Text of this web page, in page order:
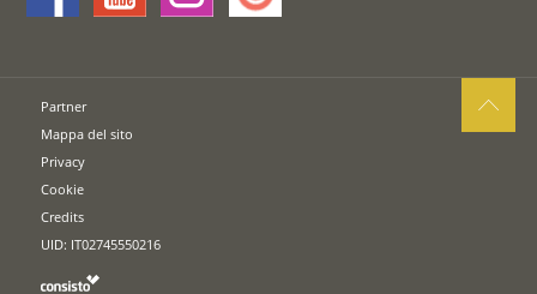
Partner
Mappa del sito
Privacy
Cookie
Credits
UID: IT02745550216